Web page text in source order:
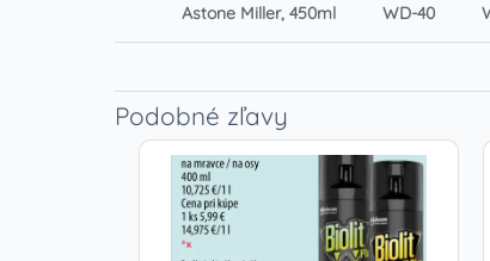
Astone Miller, 450ml WD-40
Podobné zľavy